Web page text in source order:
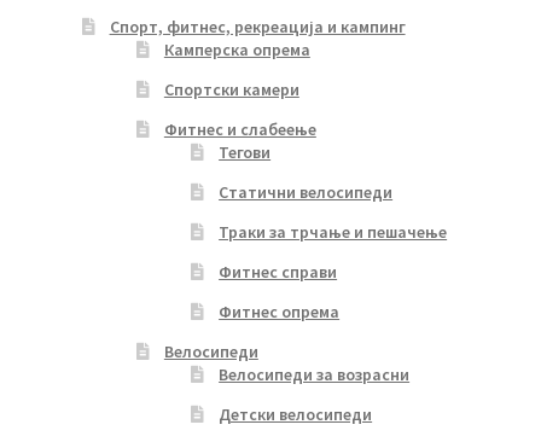
Спорт, фитнес, рекреација и кампинг
Камперска опрема
Спортски камери
Фитнес и слабеење
Тегови
Статични велосипеди
Траки за трчање и пешачење
Фитнес справи
Фитнес опрема
Велосипеди
Велосипеди за возрасни
Детски велосипеди